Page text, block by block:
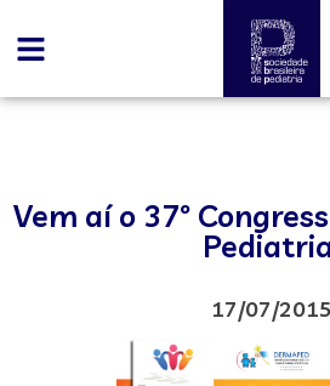
Vem aí o 37º
17/07/2015